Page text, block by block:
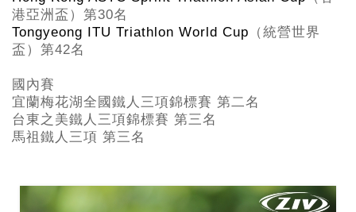
港亞洲盃）第30名
Tongyeong ITU Triathlon World Cup （統營世界
盃）第42名
國內賽
宜蘭梅花湖全國鐵人三項錦標賽 第二名
台東之美鐵人三項錦標賽 第三名
馬祖鐵人三項 第三名